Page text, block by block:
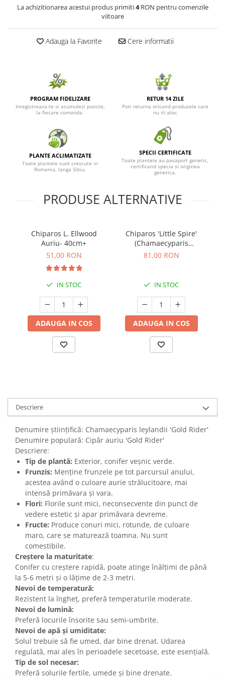
Seminte de Legume/Fructe
La achizitionarea acestui produs primiti4RON pentru comenzile
viitoare
Adauga la Favorite Cere informatii
PROGRAM FIDELIZARE
Inregistreaza-te si acumulezi puncte,
la fiecare comanda.
RETUR 14 ZILE
Poti returna oricand produsele care
nu iti plac
PLANTE ACLIMATIZATE
Toate plantele sunt crescute in
Romania, langa Sibiu.
SPECII CERTIFICATE
Toate plantele au pasaport genetic,
certificand specia si originea
genetica.
PRODUSE ALTERNATIVE
Chiparos L. Ellwood
Auriu- 40cm+
51,00 RON
IN STOC
ADAUGA IN COS
Chiparos 'Little Spire'
(Chamaecyparis
lawsoniana) - 60 cm
81,00 RON
IN STOC
ADAUGA IN COS
Descriere
Denumire științifică: Chamaecyparis leylandii 'Gold Rider'
Denumire populară: Cipăr auriu 'Gold Rider'
Descriere:
Tip de plantă: Exterior, conifer veșnic verde.
Frunzis: Menține frunzele pe tot parcursul anului,
acestea având o culoare aurie strălucitoare, mai
intensă primăvara și vara.
Flori: Florile sunt mici, neconsecvente din punct de
vedere estetic și apar primăvara devreme.
Fructe: Produce conuri mici, rotunde, de culoare
maro, care se maturează toamna. Nu sunt
comestibile.
Creștere la maturitate:
Conifer cu creștere rapidă, poate atinge înălțimi de până
la 5-6 metri și o lățime de 2-3 metri.
Nevoi de temperatură:
Rezistent la îngheț, preferă temperaturile moderate.
Nevoi de lumină:
Preferă locurile însorite sau semi-umbrite.
Nevoi de apă și umiditate:
Solul trebuie să fie umed, dar bine drenat. Udarea
regulată, mai ales în perioadele secetoase, este esențială.
Tip de sol necesar:
Preferă solurile fertile, umede și bine drenate.